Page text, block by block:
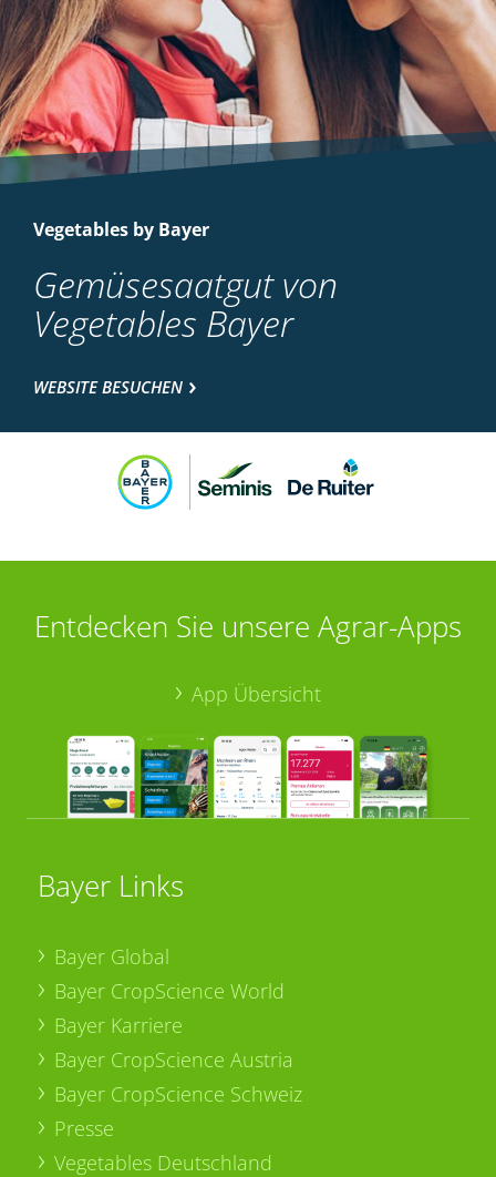
Vegetables by Bayer
Gemüsesaatgut von
Vegetables Bayer
WEBSITE BESUCHEN
Entdecken Sie unsere Agrar-Apps
App Übersicht
Bayer Links
Bayer Global
Bayer CropScience World
Bayer Karriere
Bayer CropScience Austria
Bayer CropScience Schweiz
Presse
Vegetables Deutschland